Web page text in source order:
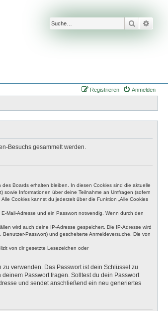
Suche
Anmelden
Registrieren
Besuchs gesammelt werden.
Boards erhalten bleiben. In diesen Cookies sind die aktuelle
Informationen über deine Teilnahme an Umfragen (sofern
Cookies kannst du jederzeit über die Funktion „Alle Cookies
Mail-Adresse und ein Passwort notwendig. Wenn durch den
wird auch deine IP-Adresse gespeichert. Die IP-Adresse wird
Passwort) und gescheiterte Anmeldeversuche. Die von
von dir gesetzte Lesezeichen oder
verwenden. Das Passwort ist dein Schlüssel zu
Passwort fragen. Solltest du dein Passwort
und sendet anschließend ein neu generiertes